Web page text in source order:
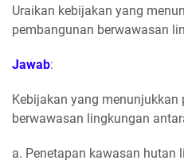
Uraikan kebijakan yang
pembangunan berwawasan
Jawab:
Kebijakan yang menunjukkan
berwawasan lingkungan
a. Penetapan kawasan hutan